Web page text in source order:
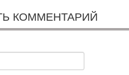
КОММЕНТАРИЙ